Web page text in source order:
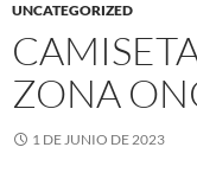
UNCATEGORIZED
ZONA
1 DE JUNIO DE 2023